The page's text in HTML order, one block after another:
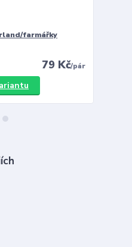
farmářky
79 Kč/pár